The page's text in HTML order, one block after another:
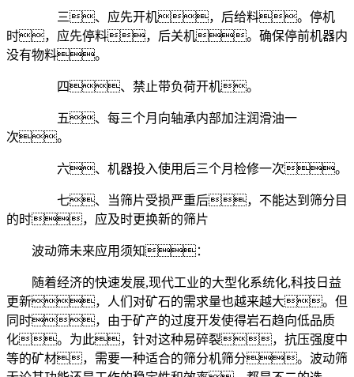
三、应先开机，后给料。停机
时，应先停料，后关机。确保停前机器内
没有物料。
四、禁止带负荷开机。
五、每三个月向轴承内部加注润滑油一
次。
六、机器投入使用后三个月检修一次。
七、当筛片受损严重后，不能达到筛分目
的时，应及时更换新的筛片
波动筛未来应用须知：
随着经济的快速发展,现代工业的大型化系统化,科技日益
更新，人们对矿石的需求量也越来越大。但
同时，由于矿产的过度开发使得岩石趋向低品质
化。为此，针对这种易碎裂，抗压强度中
等的矿材，需要一种适合的筛分机筛分。波动筛